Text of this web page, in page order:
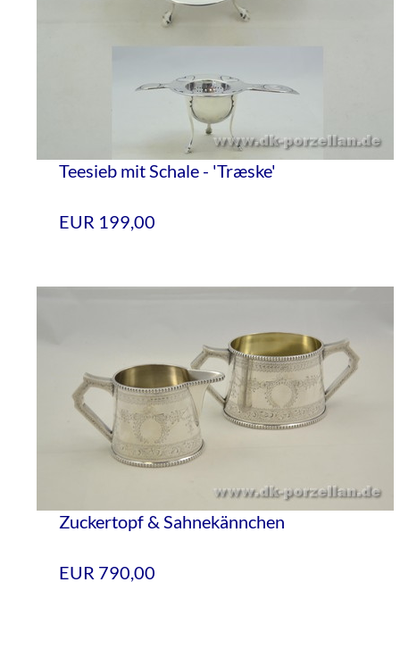
Teesieb mit Schale - 'Træske'
EUR 199,00
Zuckertopf & Sahnekännchen
EUR 790,00